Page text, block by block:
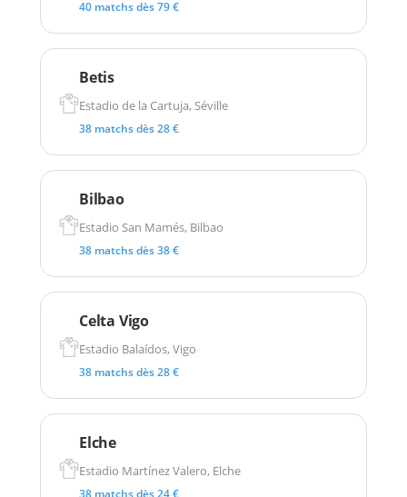
40 matchs dès 79 €
Betis
Estadio de la Cartuja, Séville
38 matchs dès 28 €
Bilbao
Estadio San Mamés, Bilbao
38 matchs dès 38 €
Celta Vigo
Estadio Balaídos, Vigo
38 matchs dès 28 €
Elche
Estadio Martínez Valero, Elche
38 matchs dès 24 €